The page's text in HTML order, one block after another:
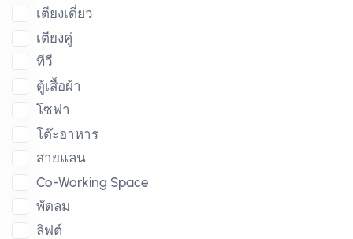
เตียงเดี่ยว
เตียงคู่
ทีวี
ตู้เสื้อผ้า
โซฟา
โต๊ะอาหาร
สายแลน
Co-Working Space
พัดลม
ลิฟต์